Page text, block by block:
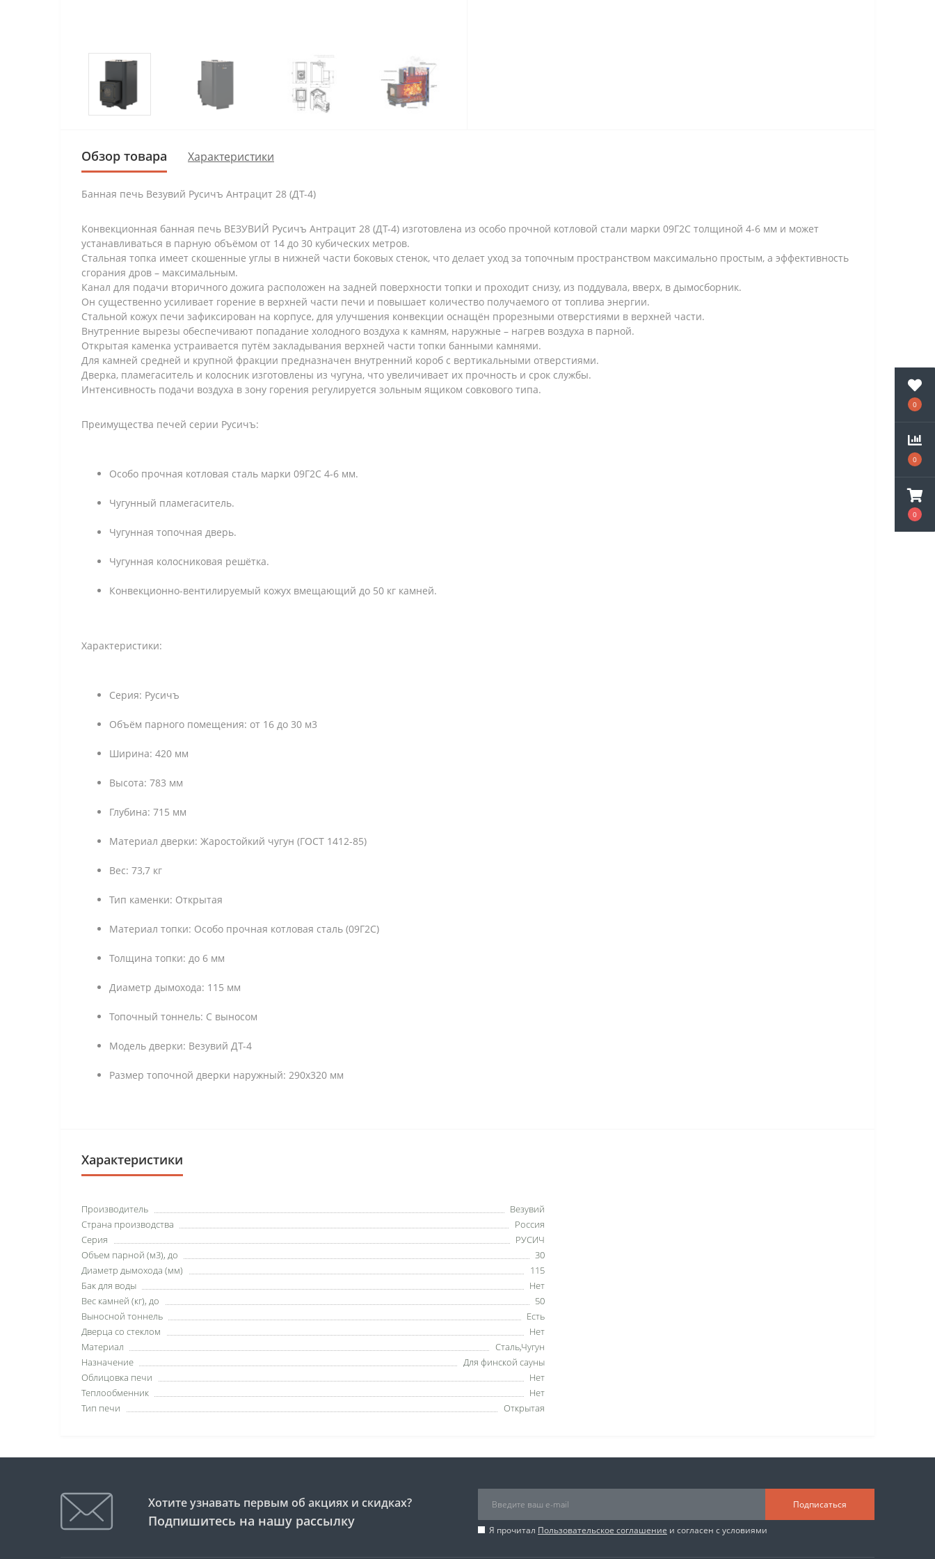
0
0
0
Обзор товара Характеристики
Банная печь Везувий Русичъ Антрацит 28 (ДТ-4)
Конвекционная банная печь ВЕЗУВИЙ Русичъ Антрацит 28 (ДТ-4) изготовлена из особо прочной котловой стали марки 09Г2С толщиной 4-6 мм и может
устанавливаться в парную объёмом от 14 до 30 кубических метров.
Стальная топка имеет скошенные углы в нижней части боковых стенок, что делает уход за топочным пространством максимально простым, а эффективность
сгорания дров – максимальным.
Канал для подачи вторичного дожига расположен на задней поверхности топки и проходит снизу, из поддувала, вверх, в дымосборник.
Он существенно усиливает горение в верхней части печи и повышает количество получаемого от топлива энергии.
Стальной кожух печи зафиксирован на корпусе, для улучшения конвекции оснащён прорезными отверстиями в верхней части.
Внутренние вырезы обеспечивают попадание холодного воздуха к камням, наружные – нагрев воздуха в парной.
Открытая каменка устраивается путём закладывания верхней части топки банными камнями.
Для камней средней и крупной фракции предназначен внутренний короб с вертикальными отверстиями.
Дверка, пламегаситель и колосник изготовлены из чугуна, что увеличивает их прочность и срок службы.
Интенсивность подачи воздуха в зону горения регулируется зольным ящиком совкового типа.
Преимущества печей серии Русичъ:
Особо прочная котловая сталь марки 09Г2С 4-6 мм.
Чугунный пламегаситель.
Чугунная топочная дверь.
Чугунная колосниковая решётка.
Конвекционно-вентилируемый кожух вмещающий до 50 кг камней.
Характеристики:
Серия: Русичъ
Объём парного помещения: от 16 до 30 м3
Ширина: 420 мм
Высота: 783 мм
Глубина: 715 мм
Материал дверки: Жаростойкий чугун (ГОСТ 1412-85)
Вес: 73,7 кг
Тип каменки: Открытая
Материал топки: Особо прочная котловая сталь (09Г2С)
Толщина топки: до 6 мм
Диаметр дымохода: 115 мм
Топочный тоннель: С выносом
Модель дверки: Везувий ДТ-4
Размер топочной дверки наружный: 290х320 мм
Характеристики
Производитель
Везувий
Страна производства
Россия
Серия
РУСИЧ
Объем парной (м3), до
30
Диаметр дымохода (мм)
115
Бак для воды
Нет
Вес камней (кг), до
50
Выносной тоннель
Есть
Дверца со стеклом
Нет
Материал
Сталь,Чугун
Назначение
Для финской сауны
Облицовка печи
Нет
Теплообменник
Нет
Тип печи
Открытая
Хотите узнавать первым об акциях и скидках?
Подпишитесь на нашу рассылку
Подписаться
Я прочитал Пользовательское соглашение и согласен с условиями